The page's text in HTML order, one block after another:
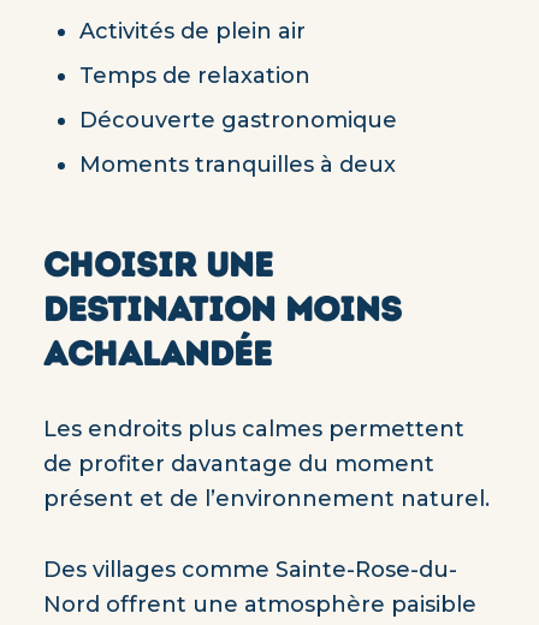
Activités de plein air
Temps de relaxation
Découverte gastronomique
Moments tranquilles à deux
CHOISIR UNE
DESTINATION MOINS
ACHALANDÉE
Les endroits plus calmes permettent
de profiter davantage du moment
présent et de l’environnement naturel.
Des villages comme Sainte-Rose-du-
Nord offrent une atmosphère paisible